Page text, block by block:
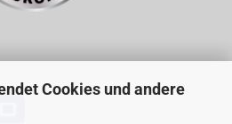
Cookies und andere